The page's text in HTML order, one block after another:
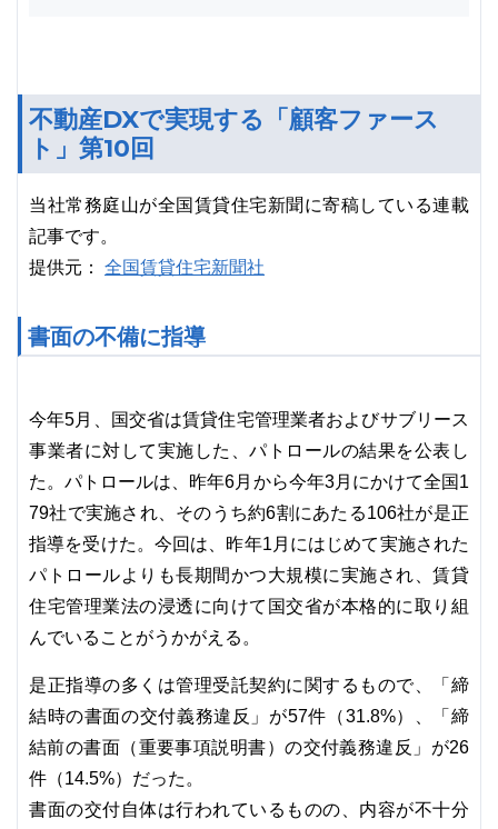
不動産DXで実現する「顧客ファース
ト」第10回
当社常務庭山が全国賃貸住宅新聞に寄稿している連載
記事です。
提供元： 全国賃貸住宅新聞社
書面の不備に指導
今年5月、国交省は賃貸住宅管理業者およびサブリース
事業者に対して実施した、パトロールの結果を公表し
た。パトロールは、昨年6月から今年3月にかけて全国1
79社で実施され、そのうち約6割にあたる106社が是正
指導を受けた。今回は、昨年1月にはじめて実施された
パトロールよりも長期間かつ大規模に実施され、賃貸
住宅管理業法の浸透に向けて国交省が本格的に取り組
んでいることがうかがえる。
是正指導の多くは管理受託契約に関するもので、「締
結時の書面の交付義務違反」が57件（31.8%）、「締
結前の書面（重要事項説明書）の交付義務違反」が26
件（14.5%）だった。
書面の交付自体は行われているものの、内容が不十分